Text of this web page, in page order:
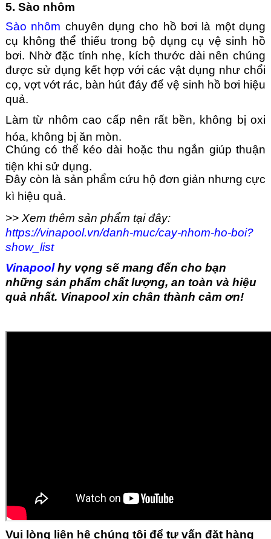
5. Sào nhôm
Sào nhôm chuyên dụng cho hồ bơi là một dụng
cụ không thể thiếu trong bộ dụng cụ vệ sinh hồ
bơi. Nhờ đặc tính nhẹ, kích thước dài nên chúng
được sử dụng kết hợp với các vật dụng như chổi
cọ, vợt vớt rác, bàn hút đáy để vệ sinh hồ bơi hiệu
quả.
Làm từ nhôm cao cấp nên rất bền, không bị oxi
hóa, không bị ăn mòn.
Chúng có thể kéo dài hoặc thu ngắn giúp thuận
tiện khi sử dụng.
Đây còn là sản phẩm cứu hộ đơn giản nhưng cực
kì hiệu quả.
>> Xem thêm sản phẩm tại đây:
https://vinapool.vn/danh-muc/cay-nhom-ho-boi?
show_list
Vinapoolhy vọng sẽ mang đến cho bạn
những sản phẩm chất lượng, an toàn và hiệu
quả nhất. Vinapool xin chân thành cảm ơn!
Vui lòng liên hệ chúng tôi để tư vấn đặt hàng